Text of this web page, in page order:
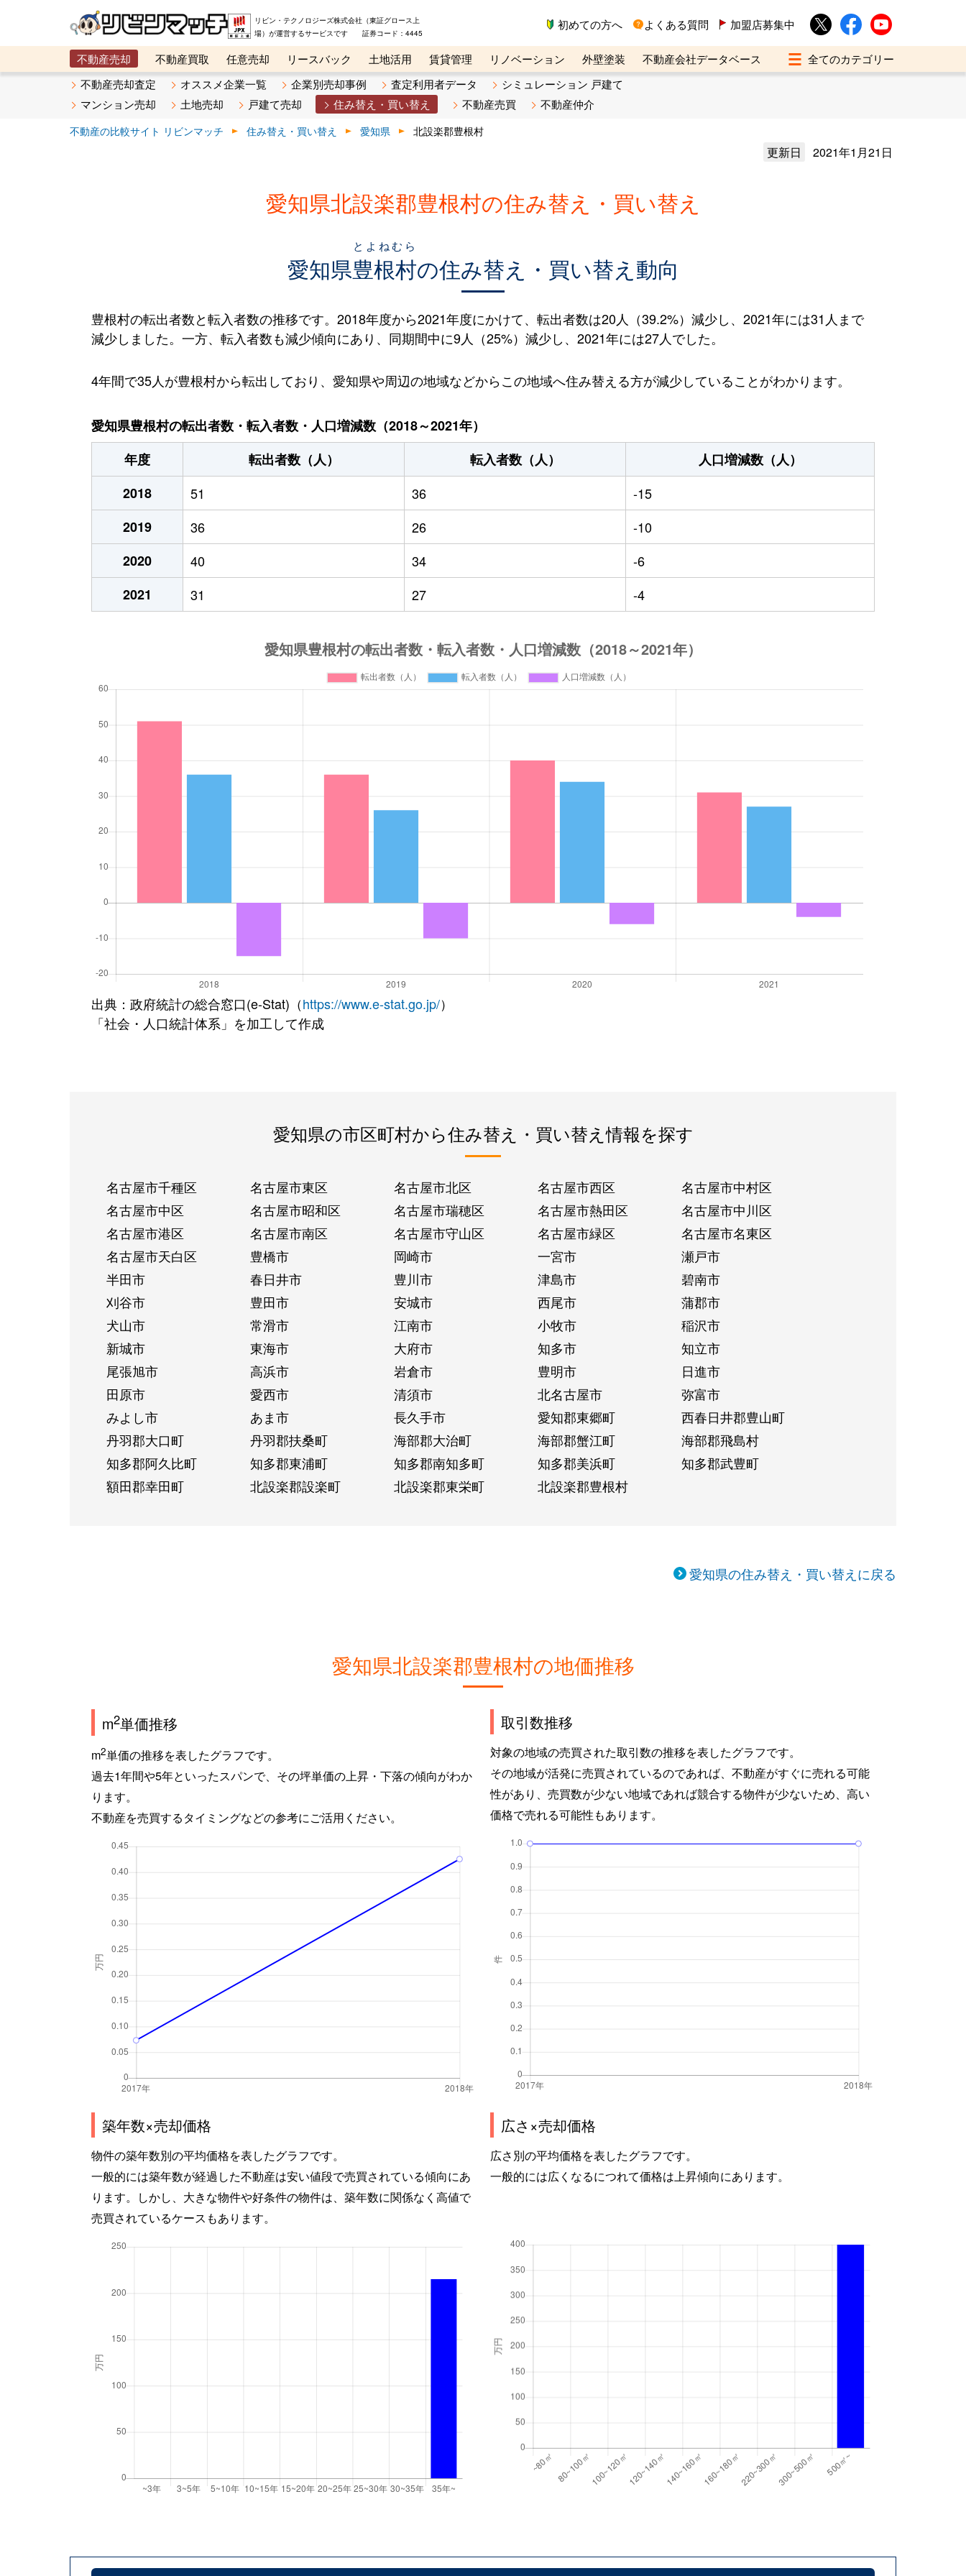
リビン・テクノロジーズ株式会社（東証グロース上
場）が運営するサービスです 証券コード：4445
初めての方へ よくある質問 加盟店募集中
不動産売却 不動産買取 任意売却 リースバック 土地活用 賃貸管理 リノベーション 外壁塗装
不動産会社データベース
メタ住宅展示場
ベスト不動産カンパニー オンライン講座 リビンマガジンBiz 不動産売却ご相談デスク
不動産売却査定 オススメ企業一覧 企業別売却事例 査定利用者データ
シミュレーション 戸建て
マンション売却
土地売却 戸建て売却 住み替え・買い替え 不動産売買 不動産仲介
不動産の比較サイト リビンマッチ 住み替え・買い替え 愛知県 北設楽郡豊根村
更新日 2021年1月21日
愛知県北設楽郡豊根村の住み替え・買い替え
愛知県豊根村
とよねむら
の住み替え・買い替え動向
豊根村の転出者数と転入者数の推移です。2018年度から2021年度にかけて、転出者数は20人（39.2%）減少し、2021年には31人まで
減少しました。一方、転入者数も減少傾向にあり、同期間中に9人（25%）減少し、2021年には27人でした。
4年間で35人が豊根村から転出しており、愛知県や周辺の地域などからこの地域へ住み替える方が減少していることがわかります。
愛知県豊根村の転出者数・転入者数・人口増減数（2018～2021年）
年度
転出者数（人） 転入者数（人）
人口増減数（人）
2018
51 36
-15
2019
36 26
-10
2020
40 34
-6
2021
31 27 -4
出典：政府統計の総合窓口(e-Stat)（https://www.e-stat.go.jp/）
「社会・人口統計体系」を加工して作成
愛知県の市区町村から住み替え・買い替え情報を探す
名古屋市千種区 名古屋市東区 名古屋市北区 名古屋市西区
名古屋市中村区
名古屋市中区
名古屋市昭和区 名古屋市瑞穂区 名古屋市熱田区
名古屋市中川区
名古屋市港区
名古屋市南区 名古屋市守山区 名古屋市緑区
名古屋市名東区
名古屋市天白区
豊橋市 岡崎市 一宮市
瀬戸市
半田市
春日井市 豊川市 津島市
碧南市
刈谷市
豊田市 安城市 西尾市
蒲郡市
犬山市
常滑市 江南市 小牧市
稲沢市
新城市
東海市 大府市 知多市
知立市
尾張旭市
高浜市 岩倉市 豊明市
日進市
田原市
愛西市 清須市 北名古屋市
弥富市
みよし市
あま市 長久手市 愛知郡東郷町
西春日井郡豊山町
丹羽郡大口町
丹羽郡扶桑町 海部郡大治町 海部郡蟹江町
海部郡飛島村
知多郡阿久比町
知多郡東浦町 知多郡南知多町 知多郡美浜町
知多郡武豊町
額田郡幸田町
北設楽郡設楽町 北設楽郡東栄町 北設楽郡豊根村
愛知県の住み替え・買い替えに戻る
愛知県北設楽郡豊根村の地価推移
m2単価推移
m2単価の推移を表したグラフです。
過去1年間や5年といったスパンで、その坪単価の上昇・下落の傾向がわか
ります。
不動産を売買するタイミングなどの参考にご活用ください。
取引数推移
対象の地域の売買された取引数の推移を表したグラフです。
その地域が活発に売買されているのであれば、不動産がすぐに売れる可能
性があり、売買数が少ない地域であれば競合する物件が少ないため、高い
価格で売れる可能性もあります。
築年数×売却価格
物件の築年数別の平均価格を表したグラフです。
一般的には築年数が経過した不動産は安い値段で売買されている傾向にあ
ります。しかし、大きな物件や好条件の物件は、築年数に関係なく高値で
売買されているケースもあります。
広さ×売却価格
広さ別の平均価格を表したグラフです。
一般的には広くなるにつれて価格は上昇傾向にあります。